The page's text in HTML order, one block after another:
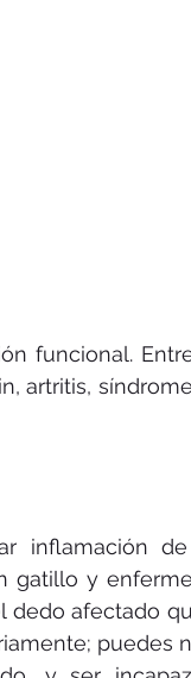
funcional.
artritis,
inflamación
gatillo y
dedo afectado
puedes